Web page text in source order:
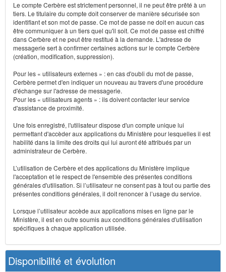
Le compte Cerbère est strictement personnel, il ne peut être prêté à un
tiers. Le titulaire du compte doit conserver de manière sécurisée son
identifiant et son mot de passe. Ce mot de passe ne doit en aucun cas
être communiquer à un tiers quel qu'il soit. Ce mot de passe est chiffré
dans Cerbère et ne peut être restitué à la demande. L'adresse de
messagerie sert à confirmer certaines actions sur le compte Cerbère
(création, modification, suppression).
Pour les « utilisateurs externes » : en cas d'oubli du mot de passe,
Cerbère permet d'en indiquer un nouveau au travers d'une procédure
d'échange sur l'adresse de messagerie.
Pour les « utilisateurs agents » : ils doivent contacter leur service
d'assistance de proximité.
Une fois enregistré, l'utilisateur dispose d'un compte unique lui
permettant d'accèder aux applications du Ministère pour lesquelles il est
habilité dans la limite des droits qui lui auront été attribués par un
administrateur de Cerbère.
L’utilisation de Cerbère et des applications du Ministère implique
l'acceptation et le respect de l'ensemble des présentes conditions
générales d'utilisation. Si l’utilisateur ne consent pas à tout ou partie des
présentes conditions générales, il doit renoncer à l’usage du service.
Lorsque l’utilisateur accède aux applications mises en ligne par le
Ministère, il est en outre soumis aux conditions générales d'utilisation
spécifiques à chaque application utilisée.
Disponibilité et évolution